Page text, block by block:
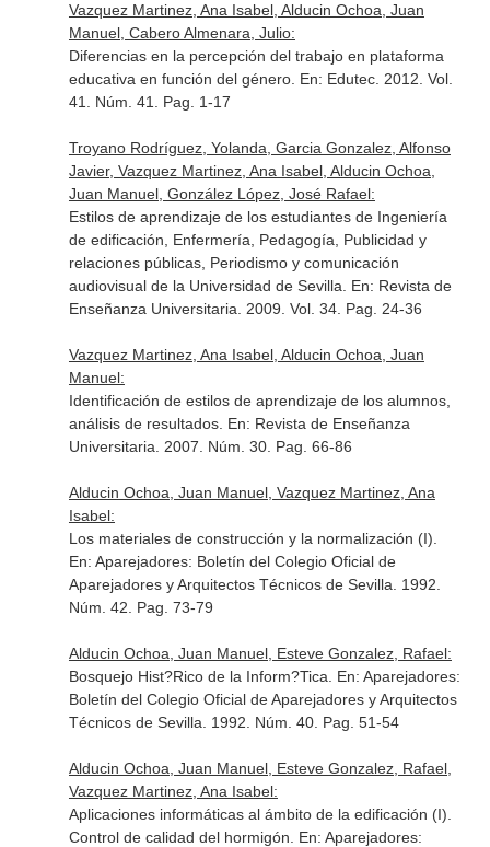
Vazquez Martinez, Ana Isabel, Alducin Ochoa, Juan
Manuel, Cabero Almenara, Julio:
Diferencias en la percepción del trabajo en plataforma
educativa en función del género. En: Edutec. 2012. Vol.
41. Núm. 41. Pag. 1-17
Troyano Rodríguez, Yolanda, Garcia Gonzalez, Alfonso
Javier, Vazquez Martinez, Ana Isabel, Alducin Ochoa,
Juan Manuel, González López, José Rafael:
Estilos de aprendizaje de los estudiantes de Ingeniería
de edificación, Enfermería, Pedagogía, Publicidad y
relaciones públicas, Periodismo y comunicación
audiovisual de la Universidad de Sevilla. En: Revista de
Enseñanza Universitaria . 2009. Vol. 34. Pag. 24-36
Vazquez Martinez, Ana Isabel, Alducin Ochoa, Juan
Manuel:
Identificación de estilos de aprendizaje de los alumnos,
análisis de resultados. En: Revista de Enseñanza
Universitaria . 2007. Núm. 30. Pag. 66-86
Alducin Ochoa, Juan Manuel, Vazquez Martinez, Ana
Isabel:
Los materiales de construcción y la normalización (I).
En: Aparejadores: Boletín del Colegio Oficial de
Aparejadores y Arquitectos Técnicos de Sevilla . 1992.
Núm. 42. Pag. 73-79
Alducin Ochoa, Juan Manuel, Esteve Gonzalez, Rafael:
Bosquejo Hist?Rico de la Inform?Tica. En: Aparejadores:
Boletín del Colegio Oficial de Aparejadores y Arquitectos
Técnicos de Sevilla . 1992. Núm. 40. Pag. 51-54
Alducin Ochoa, Juan Manuel, Esteve Gonzalez, Rafael,
Vazquez Martinez, Ana Isabel:
Aplicaciones informáticas al ámbito de la edificación (I).
Control de calidad del hormigón. En: Aparejadores: